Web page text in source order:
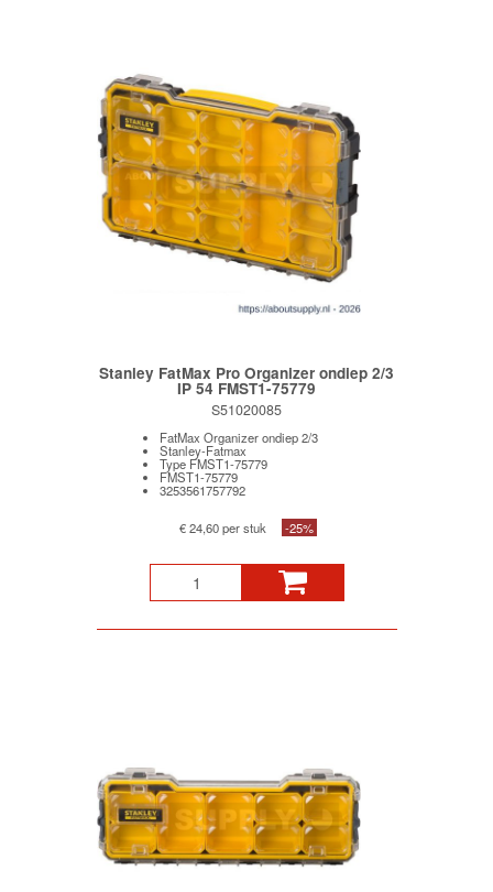
Stanley FatMax Pro Organizer ondiep 2/3
IP 54 FMST1-75779
S51020085
FatMax Organizer ondiep 2/3
Stanley-Fatmax
Type FMST1-75779
FMST1-75779
3253561757792
€ 24,60 per stuk -25%